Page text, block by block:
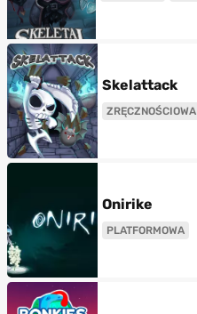
Skelattack
ZRĘCZNOŚCIOWA
Onirike
PLATFORMOWA